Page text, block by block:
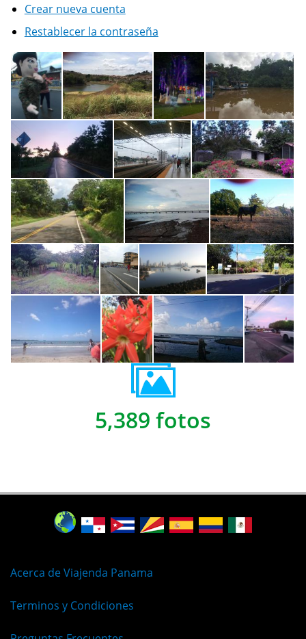
Crear nueva cuenta
Restablecer la contraseña
5,389 fotos
Acerca de Viajenda Panama
Terminos y Condiciones